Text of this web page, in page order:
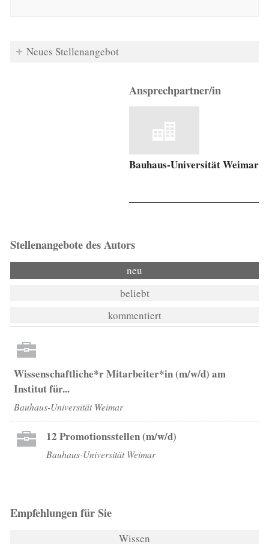
Neues Stellenangebot
Ansprechpartner/in
Bauhaus-Universität Weimar
Stellenangebote des Autors
neu
beliebt
kommentiert
Wissenschaftliche*r Mitarbeiter*in (m/w/d) am
Institut für...
Bauhaus-Universität Weimar
12 Promotionsstellen (m/w/d)
Bauhaus-Universität Weimar
Empfehlungen für Sie
Wissen